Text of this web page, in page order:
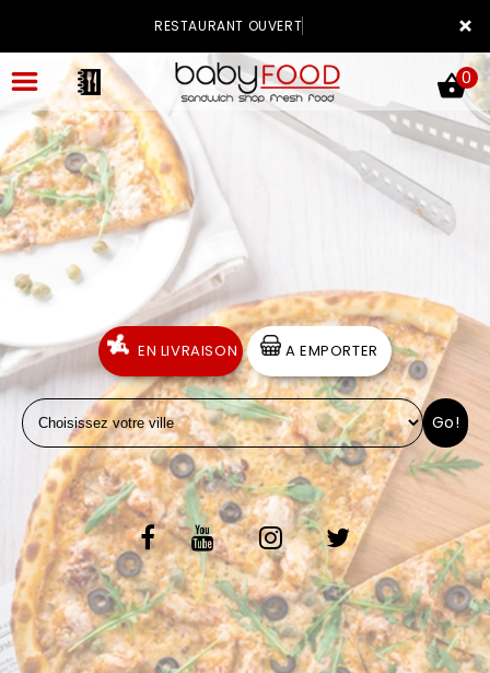
×
RESTAURANT OUVERT
ACCUEIL
LA CARTE
VOTRE COMPTE
NOTRE RESTAURANT
VOS AVIS
MENTIONS LÉGALES
C.G.V
0
EN LIVRAISON A EMPORTER
Go!